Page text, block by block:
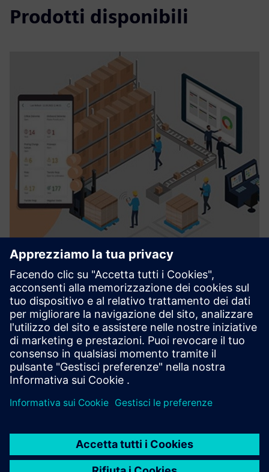
Prodotti disponibili
PreBilt™
PreBilt™ offre una suite di soluzioni mobili pronte all'uso
che coprono i processi end-to-end della catena di fornitura
SAP (IM, WM ed EWM). Compatibile con SAP ECC e
S/4HANA, PreBilt è progettato pensando all'utente finale,
con u...
Scopri di più